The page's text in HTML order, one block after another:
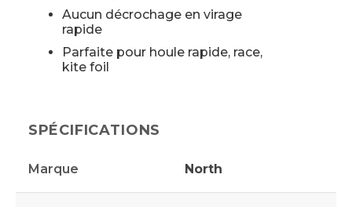
Aucun décrochage en virage
rapide
Parfaite pour houle rapide, race,
kite foil
SPÉCIFICATIONS
Marque North